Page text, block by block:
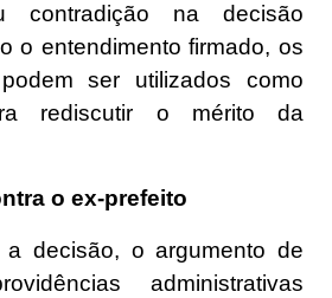
contradição na decisão
o entendimento firmado, os
ser utilizados como
rediscutir o mérito da
o ex-prefeito
decisão, o argumento de
administrativas